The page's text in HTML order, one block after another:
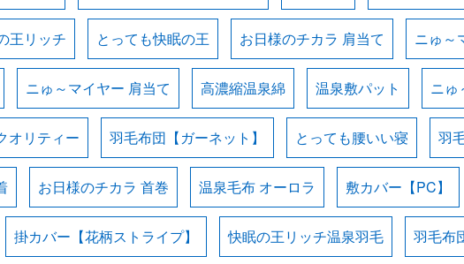
王リッチ とっても快眠の王 お日様のチカラ 肩当て ニゅ～
ニゅ～マイヤー 肩当て 高濃縮温泉綿 温泉敷パット ニゅ
オリティー 羽毛布団【ガーネット】 とっても腰いい寝 羽
お日様のチカラ 首巻 温泉毛布 オーロラ 敷カバー【PC】
掛カバー【花柄ストライプ】 快眠の王リッチ温泉羽毛 羽毛布